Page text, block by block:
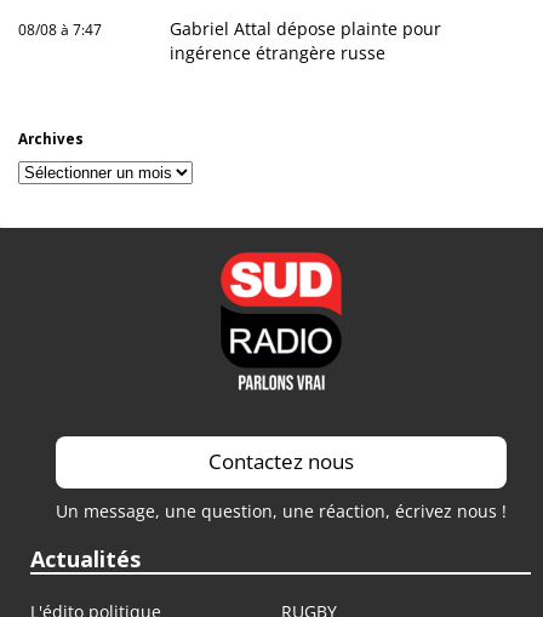
08/08 à 7:47
Gabriel Attal dépose plainte pour
ingérence étrangère russe
Archives
Archives
Contactez nous
Un message, une question, une réaction, écrivez nous !
Actualités
L'édito politique
RUGBY